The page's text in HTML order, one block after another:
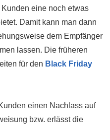
eine noch etwas
Damit kann man dann
dem Empfänger
lassen. Die früheren
für den Black Friday
einen Nachlass auf
bzw. erlässt die